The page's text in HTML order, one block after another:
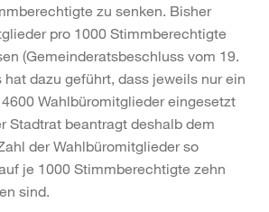
zu senken. Bisher
pro 1000 Stimmberechtigte
(Gemeinderatsbeschluss vom 19.
hat dazu geführt, dass jeweils nur ein
Wahlbüromitglieder eingesetzt
Stadtrat beantragt deshalb dem
der Wahlbüromitglieder so
je 1000 Stimmberechtigte zehn
sind.